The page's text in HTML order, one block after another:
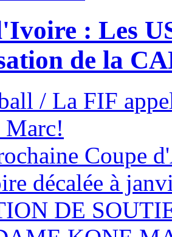
: Les
de la
/ La FIF
Coupe
décalée à
DE